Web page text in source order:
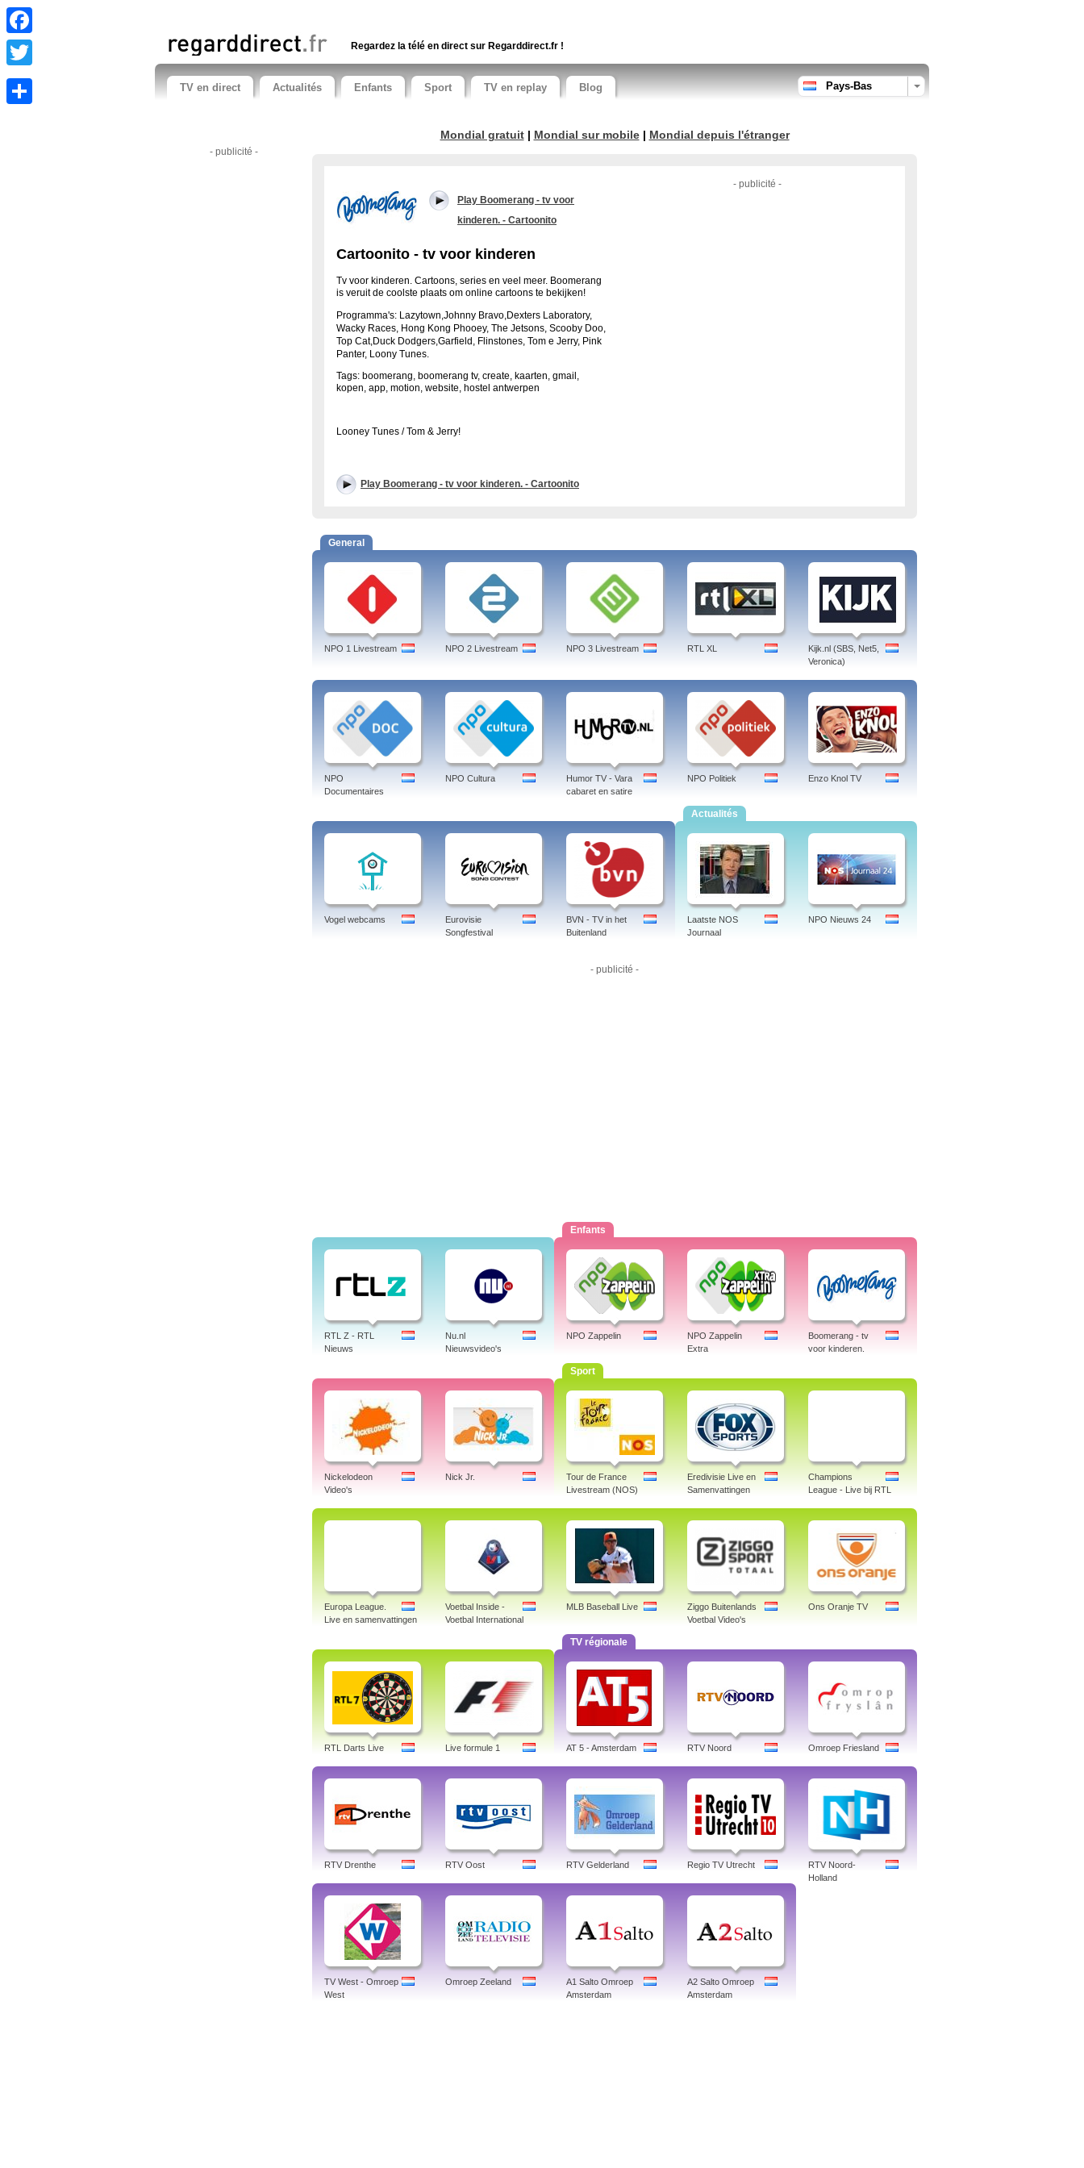
Facebook
Twitter
Regardez la télé en direct sur Regarddirect.fr !
TV en direct Actualités Enfants Sport TV en replay Blog Pays-Bas
- publicité -
Mondial gratuit| Mondial sur mobile| Mondial depuis l'étranger
- publicité -
Play Boomerang - tv voor
kinderen. - Cartoonito
Cartoonito - tv voor kinderen
Tv voor kinderen. Cartoons, series en veel meer. Boomerang
is veruit de coolste plaats om online cartoons te bekijken!
Programma's: Lazytown,Johnny Bravo,Dexters Laboratory,
Wacky Races, Hong Kong Phooey, The Jetsons, Scooby Doo,
Top Cat,Duck Dodgers,Garfield, Flinstones, Tom e Jerry, Pink
Panter, Loony Tunes.
Tags: boomerang, boomerang tv, create, kaarten, gmail,
kopen, app, motion, website, hostel antwerpen
Looney Tunes / Tom & Jerry!
Play Boomerang - tv voor kinderen. - Cartoonito
General
NPO 1 Livestream NPO 2 Livestream NPO 3 Livestream RTL XL
Kijk.nl (SBS, Net5,
Veronica)
NPO
Documentaires
NPO Cultura
Humor TV - Vara
cabaret en satire
NPO Politiek Enzo Knol TV
Vogel webcams
Eurovisie
Songfestival
BVN - TV in het
Buitenland
Actualités
Laatste NOS
Journaal
NPO Nieuws 24
- publicité -
RTL Z - RTL
Nieuws
Nu.nl
Nieuwsvideo's
Enfants
NPO Zappelin
NPO Zappelin
Extra
Boomerang - tv
voor kinderen.
Nickelodeon
Video's
Nick Jr.
Sport
Tour de France
Livestream (NOS)
Eredivisie Live en
Samenvattingen
Champions
League - Live bij RTL
Europa League.
Live en samenvattingen
Voetbal Inside -
Voetbal International
MLB Baseball Live
Ziggo Buitenlands
Voetbal Video's
Ons Oranje TV
RTL Darts Live Live formule 1
TV régionale
AT 5 - Amsterdam RTV Noord Omroep Friesland
RTV Drenthe RTV Oost RTV Gelderland Regio TV Utrecht
RTV Noord-
Holland
TV West - Omroep
West
Omroep Zeeland
A1 Salto Omroep
Amsterdam
A2 Salto Omroep
Amsterdam